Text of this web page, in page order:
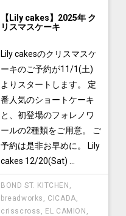
【Lily cakes】2025年 ク
リスマスケーキ
Lily cakesのクリスマスケ
ーキのご予約が11/1(土)
よりスタートします。 定
番人気のショートケーキ
と、初登場のフォレノワ
ールの2種類をご用意。 ご
予約は是非お早めに。 Lily
cakes 12/20(Sat) ...
BOND ST. KITCHEN
breadworks
CICADA
crisscross
EL CAMION